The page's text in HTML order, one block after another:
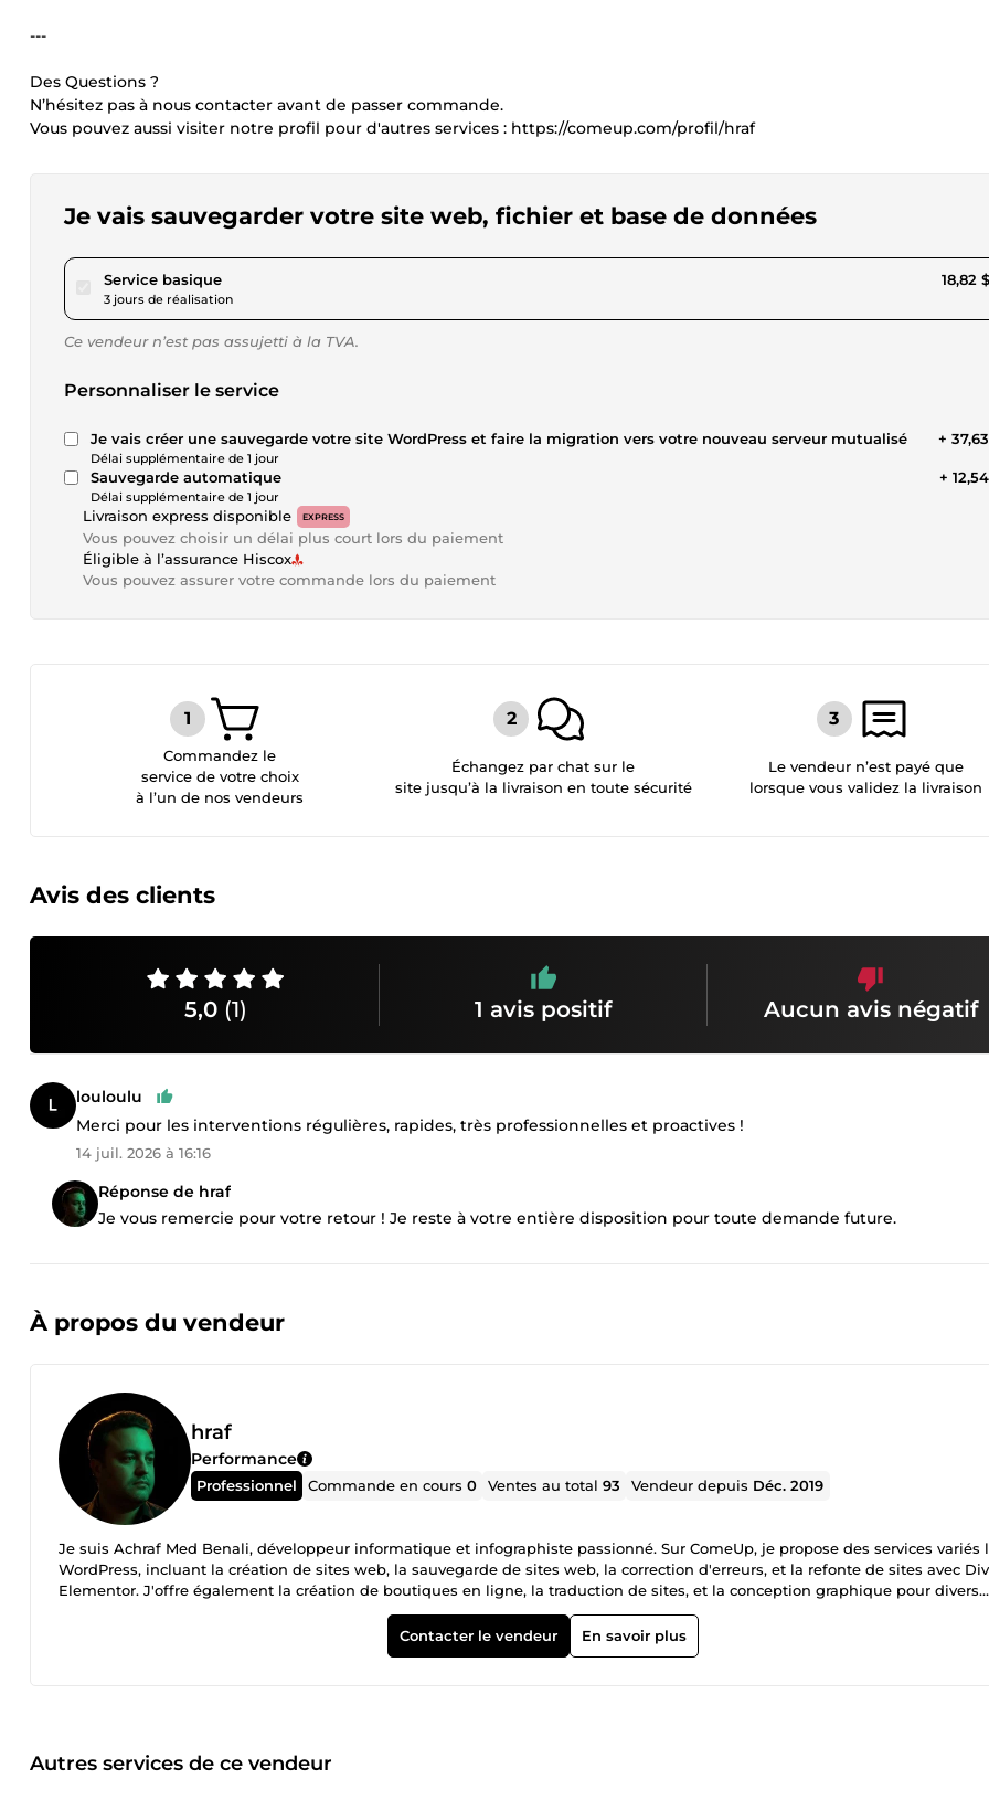
---
Des Questions ?
N’hésitez pas à nous contacter avant de passer commande.
Vous pouvez aussi visiter notre profil pour d'autres services : https://comeup.com/profil/hraf
Je vais sauvegarder votre site web, fichier et base de données
Service basiquepour 17,34 $US
3 jours de réalisation
18,82
Ce vendeur n’est pas assujetti à la TVA.
Personnaliser le service
Je vais créer une sauvegarde votre site WordPress et faire la migration vers votre nouveau serveur mutualisé
Délai supplémentaire de 1 jour
+
Sauvegarde automatique
Délai supplémentaire de 1 jour
+
Livraison express disponible EXPRESS
Vous pouvez choisir un délai plus court lors du paiement
Éligible à l’assurance Hiscox
Vous pouvez assurer votre commande lors du paiement
Commandez le
service de votre choix
à l’un de nos vendeurs
Échangez par chat sur le
site jusqu’à la livraison en toute sécurité
Le vendeur n’est payé que
lorsque vous validez la livraison
Avis des clients
5,0 (1) 1 avis positif Aucun avis négatif
louloulu
Merci pour les interventions régulières, rapides, très professionnelles et proactives !
14 juil. 2026 à 16:16
Réponse de hraf
Je vous remercie pour votre retour ! Je reste à votre entière disposition pour toute demande future.
À propos du vendeur
hraf
Performance
Professionnel Commande en cours0 Ventes au total93 Vendeur depuis Déc. 2019
Je suis Achraf Med Benali, développeur informatique et infographiste passionné. Sur ComeUp, je propose des services variés
WordPress, incluant la création de sites web, la sauvegarde de sites web, la correction d'erreurs, et la refonte de sites avec
Elementor. J'offre également la création de boutiques en ligne, la traduction de sites, et la conception graphique pour divers
supports publicitaires. Je respecte toujours les délais de livraison et j'ai reçu de nombreux avis positifs pour mon travail.
Contacter le vendeur
En savoir plus
Autres services de ce vendeur